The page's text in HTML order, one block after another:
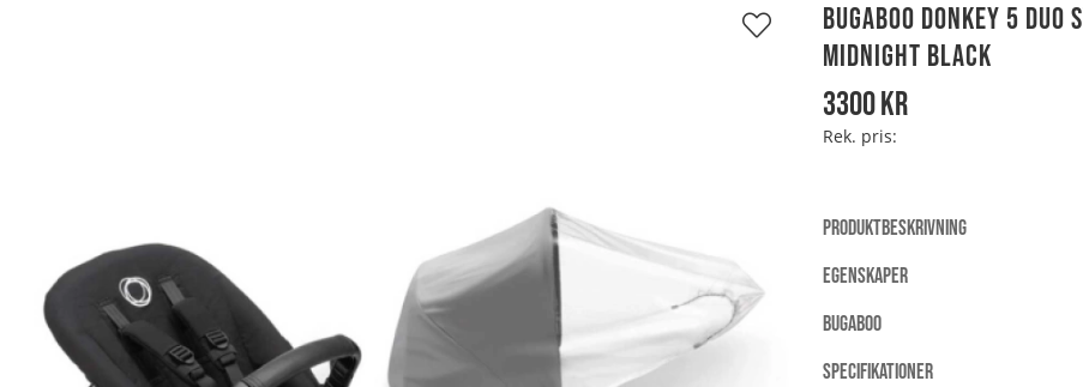
Bugaboo Donkey 5
Midnight Black
3300kr
Rek. pris:
PRODUKTBESKRIVNING
EGENSKAPER
BUGABOO
SPECIFIKATIONER